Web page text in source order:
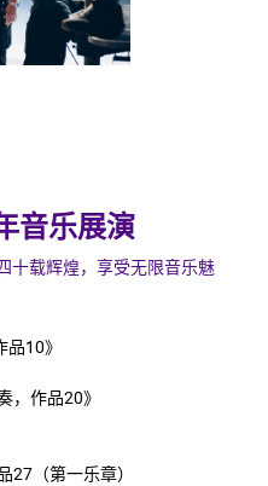
音乐展演
十载辉煌，享受无限音乐魅
10》
，作品20》
27（第一乐章）